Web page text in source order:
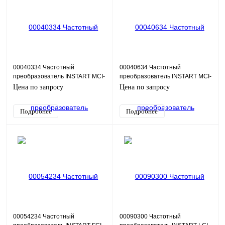
00040334 Частотный
преобразователь INSTART MCI-
G1.5-2B+MCI-FM, 220В, 1,5кВт,
Цена по запросу
Подробнее
00040634 Частотный
преобразователь INSTART MCI-
G1.5-4B+MCI-FM, 380В, 1,5кВт,
Цена по запросу
Подробнее
00054234 Частотный
00090300 Частотный